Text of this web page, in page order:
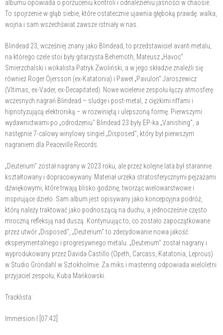
albumu opowiada o porzuceniu kontroli i odnalezieniu jasności w chaosie.
To spojrzenie w głąb siebie, które ostatecznie ujawnia głęboką prawdę: walka,
wojna i sam wszechświat zawsze istniały w nas.
Blindead 23, wcześniej znany jako Blindead, to przedstawiciel avant-metalu,
na którego czele stoi były gitarzysta Behemoth, Mateusz „Havoc"
Smierzchalski i wokalista Patryk Zwoliński, a w jego składzie znaleźli się
również Roger Öjersson (ex-Katatonia) i Paweł „Pavulon" Jaroszewicz
(Vltimas, ex-Vader, ex-Decapitated). Nowe wcielenie zespołu łączy atmosferę
wczesnych nagrań Blindead – sludge i post-metal, z ciężkimi riffami i
hipnotyzującą elektroniką – w rozwiniętą i ulepszoną formę. Pierwszymi
wydawnictwami po „odrodzeniu" Blindead 23 były EP-ka „Vanishing", a
następnie 7-calowy winylowy singiel „Disposed", który był pierwszym
nagraniem dla Peaceville Records.
„Deuterium" został nagrany w 2023 roku, ale przez kolejne lata był starannie
kształtowany i dopracowywany. Materiał urzeka stratosferycznymi pejzażami
dźwiękowymi, które trwają blisko godzinę, tworząc wielowarstwowe i
inspirujące dzieło. Sam album jest opisywany jako koncepcyjna podróż,
którą należy traktować jako podnoszącą na duchu, a jednocześnie często
mroczną refleksją nad duszą. Kontynuując to, co zostało zapoczątkowane
przez utwór „Disposed", „Deuterium" to zdecydowanie nowa jakość
eksperymentalnego i progresywnego metalu. „Deuterium" został nagrany i
wyprodukowany przez Davida Castillo (Opeth, Carcass, Katatonia, Leprous)
w Studio Gröndahl w Sztokholmie. Za miks i mastering odpowiada wieloletni
przyjaciel zespołu, Kuba Mańkowski.
Tracklista:
Immersion I [07:42]